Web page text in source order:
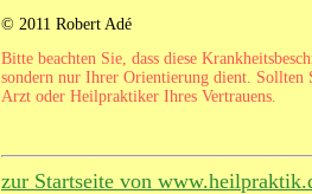
© 2011 Robert Adé
Bitte beachten Sie, dass diese
sondern nur Ihrer Orientierung dient. Sollten
Arzt oder Heilpraktiker Ihres Vertrauens.
zur Startseite von